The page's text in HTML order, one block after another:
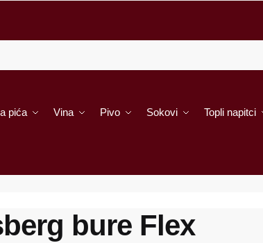
pića Vina Pivo Sokovi Topli napitci
bure Flex